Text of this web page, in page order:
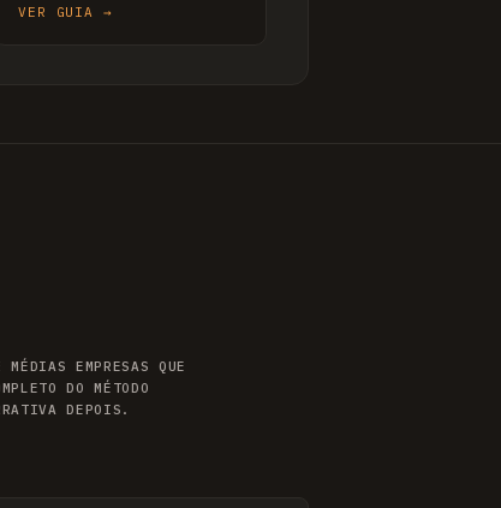
VER GUIA →
EMPRESAS QUE
DO MÉTODO
DEPOIS.